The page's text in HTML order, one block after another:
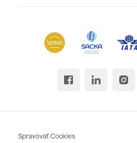
Spravovať Cookies